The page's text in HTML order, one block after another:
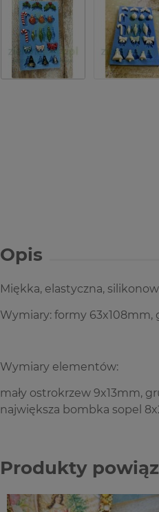
Opis
Miękka, elastyczna,
Wymiary: formy 63x108mm,
Wymiary elementów:
mały ostrokrzew 9x13mm,
największa bombka sopel
Produkty